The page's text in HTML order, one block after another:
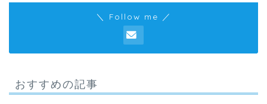
＼ Follow me ／
おすすめの記事